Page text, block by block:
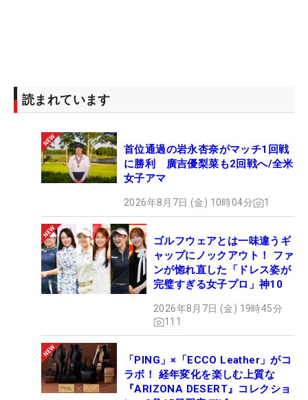
読まれています
首位通過の岩永杏奈がマッチ1回戦
に勝利 廣吉優梨菜も2回戦へ/全米
女子アマ
2026年8月7日 (金) 10時04分 1
ゴルフウェアとは一味違うギ
ャップにノックアウト！ ファ
ンが惚れ直した「ドレス姿が
完璧すぎる女子プロ」神10
2026年8月7日 (金) 19時45分
111
「PING」×「ECCO Leather」がコ
ラボ！ 経年変化を楽しむ上質な
『ARIZONA DESERT』コレクショ